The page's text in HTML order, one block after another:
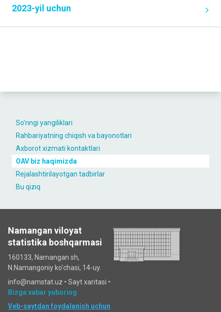
So'nngi yangiliklari
Rahbariyatning chiqish va bayonotlari
Axborot xizmati kontaktlari
OAV biz haqimizda
Rejalashtirilayotgan tadbirlar
Bu qiziq
2023-yil uchun
Namangan viloyat
statistika boshqarmasi
160133, Namangan sh,
N.Namangoniy ko'chasi, 14-uy.
info@namstat.uz • Sayt xaritasi •
Bizga xabar yuboring
Veb-saytdan foydalanish uchun